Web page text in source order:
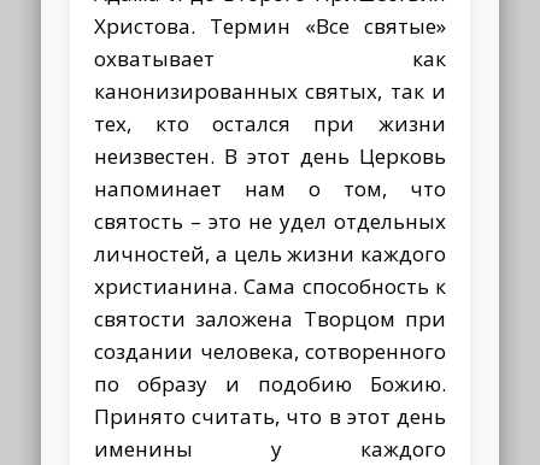
Христова. Термин «Все святые»
охватывает как
канонизированных святых, так и
тех, кто остался при жизни
неизвестен. В этот день Церковь
напоминает нам о том, что
святость – это не удел отдельных
личностей, а цель жизни каждого
христианина. Сама способность к
святости заложена Творцом при
создании человека, сотворенного
по образу и подобию Божию.
Принято считать, что в этот день
именины у каждого